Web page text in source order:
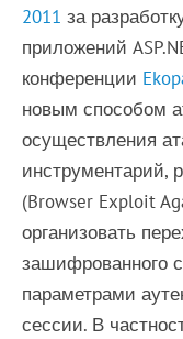
2011 за
приложений
конференции
новым способом
осуществления
инструментарий,
(Browser Exploit
организовать
зашифрованного
параметрами
сессии. В